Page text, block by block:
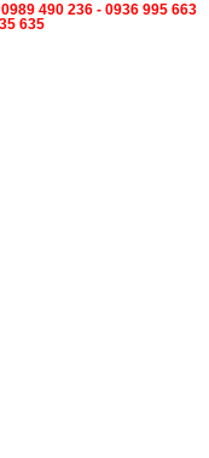
0989 490 236 - 0936 995 663
635